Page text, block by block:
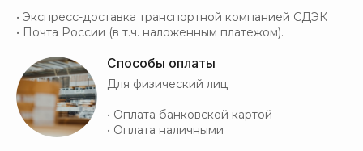
• Экспресс-доставка транспортной компанией СДЭК
• Почта России (в т.ч. наложенным платежом).
Способы оплаты
Для физический лиц
• Оплата банковской картой
• Оплата наличными